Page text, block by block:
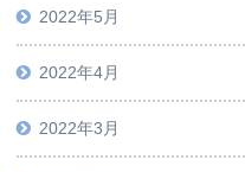
2022年5月
2022年4月
2022年3月